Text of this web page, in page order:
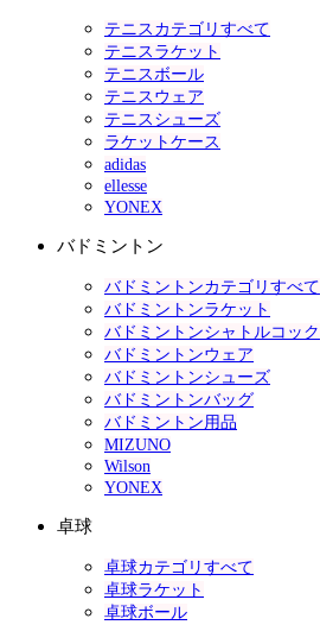
テニスカテゴリすべて
テニスラケット
テニスボール
テニスウェア
テニスシューズ
ラケットケース
adidas
ellesse
YONEX
バドミントン
バドミントンカテゴリすべて
バドミントンラケット
バドミントンシャトルコック
バドミントンウェア
バドミントンシューズ
バドミントンバッグ
バドミントン用品
MIZUNO
Wilson
YONEX
卓球
卓球カテゴリすべて
卓球ラケット
卓球ボール